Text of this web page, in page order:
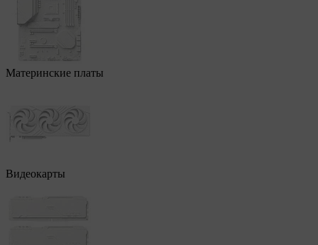
Материнские платы
Видеокарты